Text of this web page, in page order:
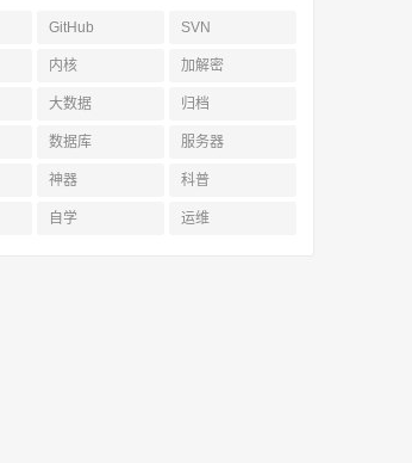
GitHub SVN
内核 加解密
大数据 归档
数据库 服务器
神器 科普
自学 运维